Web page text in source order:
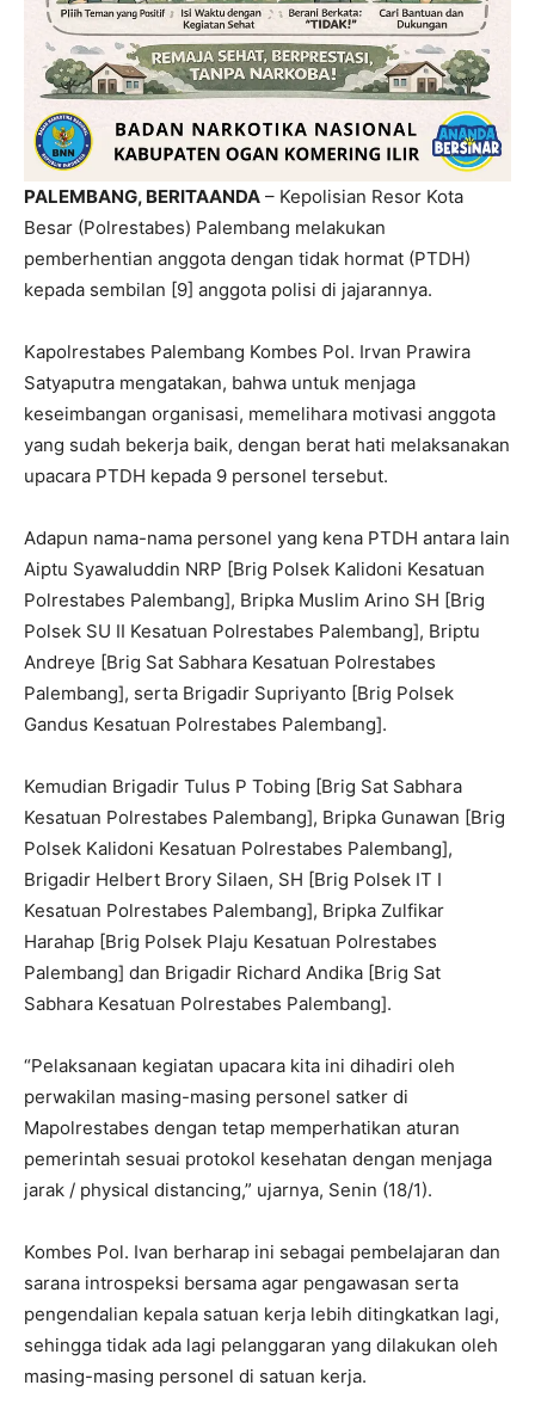
PALEMBANG, BERITAANDA – Kepolisian Resor Kota
Besar (Polrestabes) Palembang melakukan
pemberhentian anggota dengan tidak hormat (PTDH)
kepada sembilan [9] anggota polisi di jajarannya.
Kapolrestabes Palembang Kombes Pol. Irvan Prawira
Satyaputra mengatakan, bahwa untuk menjaga
keseimbangan organisasi, memelihara motivasi anggota
yang sudah bekerja baik, dengan berat hati melaksanakan
upacara PTDH kepada 9 personel tersebut.
Adapun nama-nama personel yang kena PTDH antara lain
Aiptu Syawaluddin NRP [Brig Polsek Kalidoni Kesatuan
Polrestabes Palembang], Bripka Muslim Arino SH [Brig
Polsek SU II Kesatuan Polrestabes Palembang], Briptu
Andreye [Brig Sat Sabhara Kesatuan Polrestabes
Palembang], serta Brigadir Supriyanto [Brig Polsek
Gandus Kesatuan Polrestabes Palembang].
Kemudian Brigadir Tulus P Tobing [Brig Sat Sabhara
Kesatuan Polrestabes Palembang], Bripka Gunawan [Brig
Polsek Kalidoni Kesatuan Polrestabes Palembang],
Brigadir Helbert Brory Silaen, SH [Brig Polsek IT I
Kesatuan Polrestabes Palembang], Bripka Zulfikar
Harahap [Brig Polsek Plaju Kesatuan Polrestabes
Palembang] dan Brigadir Richard Andika [Brig Sat
Sabhara Kesatuan Polrestabes Palembang].
“Pelaksanaan kegiatan upacara kita ini dihadiri oleh
perwakilan masing-masing personel satker di
Mapolrestabes dengan tetap memperhatikan aturan
pemerintah sesuai protokol kesehatan dengan menjaga
jarak / physical distancing,” ujarnya, Senin (18/1).
Kombes Pol. Ivan berharap ini sebagai pembelajaran dan
sarana introspeksi bersama agar pengawasan serta
pengendalian kepala satuan kerja lebih ditingkatkan lagi,
sehingga tidak ada lagi pelanggaran yang dilakukan oleh
masing-masing personel di satuan kerja.